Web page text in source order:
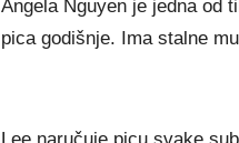
Angela Nguyen je jedna od
pica godišnje. Ima stalne